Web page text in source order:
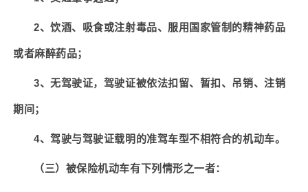
2、饮酒、吸食或注射毒品、服用国家管制的精神药品
或者麻醉药品；
3、无驾驶证，驾驶证被依法扣留、暂扣、吊销、注销
期间；
4、驾驶与驾驶证载明的准驾车型不相符合的机动车。
（三）被保险机动车有下列情形之一者：